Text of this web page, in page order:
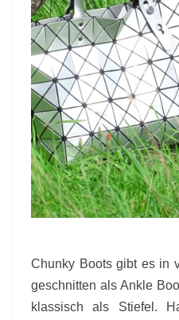
Chunky Boots gibt es in
geschnitten als Ankle
klassisch als Stiefel.